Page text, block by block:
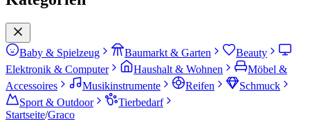
Baby & Spielzeug Baumarkt & Garten
Beauty
Elektronik & Computer
Haushalt & Wohnen
Möbel &
Accessoires
Musikinstrumente Reifen
Schmuck
Sport & Outdoor
Tierbedarf
Startseite/Graco